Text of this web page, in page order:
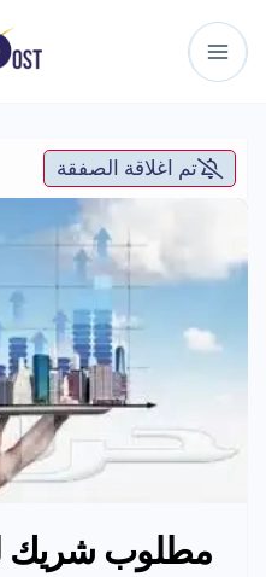
تم اغلاقة الصفقة
مطلوب شريك